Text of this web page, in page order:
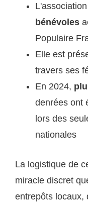
bénévoles
Populaire
Elle est
travers ses
En 2024,
denrées ont
lors des
nationales
La logistique de
miracle discret
entrepôts locaux,